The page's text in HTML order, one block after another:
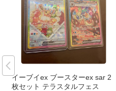
イーブイex ブースターex sar 2
枚セット テラスタルフェス